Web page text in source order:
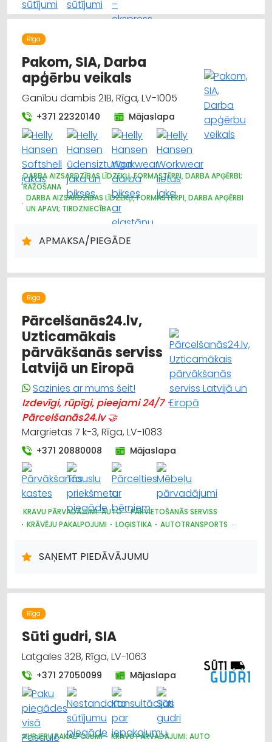
Rīga
Pakom, SIA, Darba
apģērbu veikals
Ganību dambis 21B, Rīga, LV-1005
+371 22320140 Mājaslapa
DARBA AIZSARDZĪBAS LĪDZEKĻI, FORMASTĒRPI, DARBA APĢĒRBI;
RAŽOŠANA
DARBA AIZSARDZĪBAS LĪDZEKĻI, FORMASTĒRPI, DARBA APĢĒRBI
UN APAVI; TIRDZNIECĪBA
DARBA AIZSARDZĪBAS LĪDZEKĻI, DARBA APĢĒRBI;
APĢĒRBI: VAIRUMTIRDZNIECĪBA
APĢĒRBI: RŪPNIECISKĀ RAŽOŠANA, ŠŪŠANA
APMAKSA/PIEGĀDE
Rīga
Pārcelšanās24.lv,
Uzticamākais
pārvākšanās serviss
Latvijā un Eiropā
Sazinies ar mums šeit!
Izdevīgi, rūpīgi, pieejami 24/7 -
Pārcelšanās24.lv 🤝
Margrietas 7 k-3, Rīga, LV-1083
+371 20880008 Mājaslapa
KRAVU PĀRVADĀJUMI: AUTO
PĀRVIETOŠANĀS SERVISS
KRĀVĒJU PAKALPOJUMI
LOĢISTIKA
AUTOTRANSPORTS
SAŅEMT PIEDĀVĀJUMU
Rīga
Sūti gudri, SIA
Latgales 328, Rīga, LV-1063
+371 27050099 Mājaslapa
KURJERU PAKALPOJUMI
KRAVU PĀRVADĀJUMI: AUTO